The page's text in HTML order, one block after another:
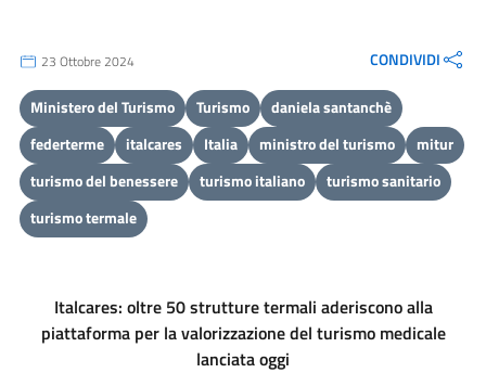
23 Ottobre 2024 CONDIVIDI
Ministero del Turismo Turismo
daniela santanchè
federterme
italcares Italia ministro del turismo
mitur
turismo del benessere
turismo italiano
turismo sanitario
turismo termale
Italcares: oltre 50 strutture termali aderiscono alla
piattaforma per la valorizzazione del turismo medicale
lanciata oggi